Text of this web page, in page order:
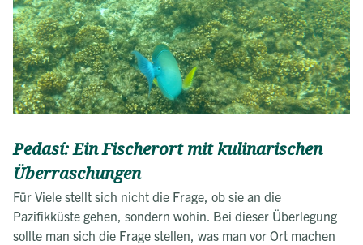
Pedasí: Ein Fischerort mit kulinarischen
Überraschungen
Für Viele stellt sich nicht die Frage, ob sie an die
Pazifikküste gehen, sondern wohin. Bei dieser Überlegung
sollte man sich die Frage stellen, was man vor Ort machen